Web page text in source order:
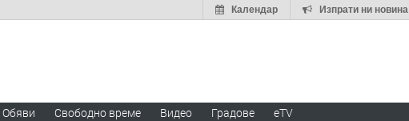
Изпрати ни новина
Календар
Обяви Свободно време Видео Градове eTV